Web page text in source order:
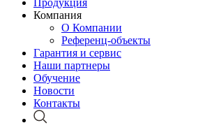
Продукция
Компания
О Компании
Референц-объекты
Гарантия и сервис
Наши партнеры
Обучение
Новости
Контакты